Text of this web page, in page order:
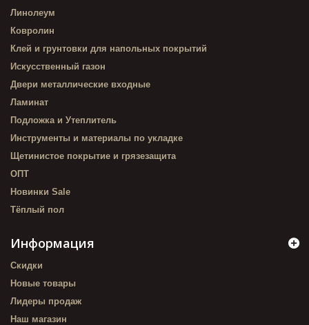
Линолеум
Ковролин
Клей и грунтовки для напольных покрытий
Искусственный газон
Двери металлические входные
Ламинат
Подложка и Утеплитель
Инструменты и материалы по укладке
Щетинистое покрытие и грязезащита
ОПТ
Новинки Sale
Тёплый пол
Информация
Скидки
Новые товары
Лидеры продаж
Наш магазин